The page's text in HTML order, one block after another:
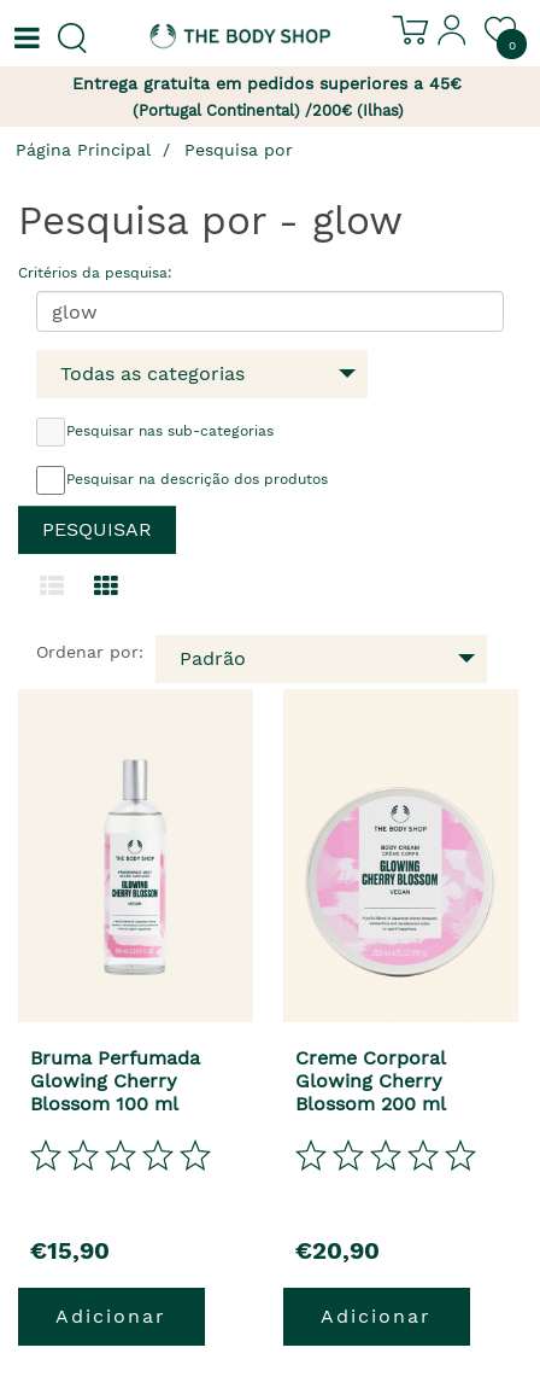
0
Entrega gratuita em pedidos superiores a 45€
(Portugal Continental) /200€ (Ilhas)
Página Principal Pesquisa por
Pesquisa por - glow
Critérios da pesquisa:
Todas as categorias
Pesquisar nas sub-categorias
Pesquisar na descrição dos produtos
Ordenar por: Padrão
Bruma Perfumada
Glowing Cherry
Blossom 100 ml
€15,90
Adicionar
Creme Corporal
Glowing Cherry
Blossom 200 ml
€20,90
Adicionar